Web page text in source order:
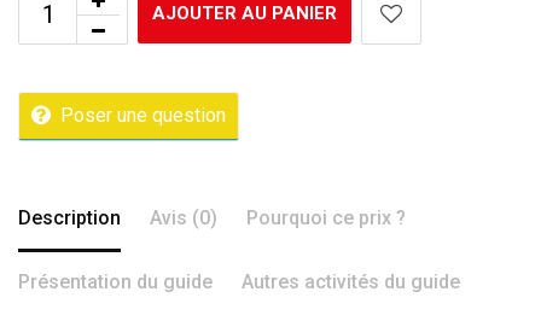
AJOUTER AU PANIER
Poser une question
Description Avis (0) Pourquoi ce prix ?
Présentation du guide Autres activités du guide